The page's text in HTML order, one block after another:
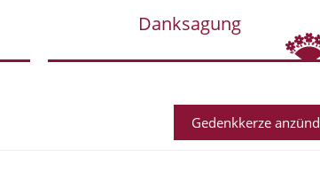
Danksagung
Gedenkkerze